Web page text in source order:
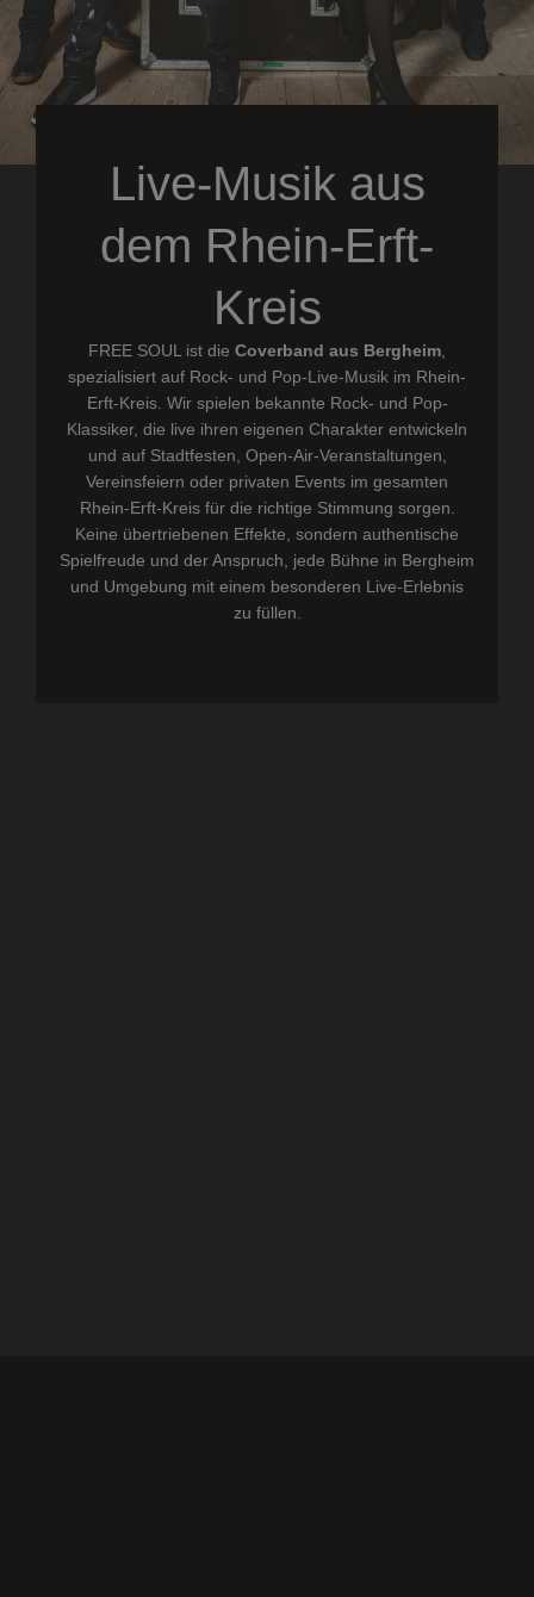
Live-Musik aus
dem Rhein-Erft-
Kreis
FREE SOUL ist die Coverband aus Bergheim,
spezialisiert auf Rock- und Pop-Live-Musik im Rhein-
Erft-Kreis. Wir spielen bekannte Rock- und Pop-
Klassiker, die live ihren eigenen Charakter entwickeln
und auf Stadtfesten, Open-Air-Veranstaltungen,
Vereinsfeiern oder privaten Events im gesamten
Rhein-Erft-Kreis für die richtige Stimmung sorgen.
Keine übertriebenen Effekte, sondern authentische
Spielfreude und der Anspruch, jede Bühne in Bergheim
und Umgebung mit einem besonderen Live-Erlebnis
zu füllen.